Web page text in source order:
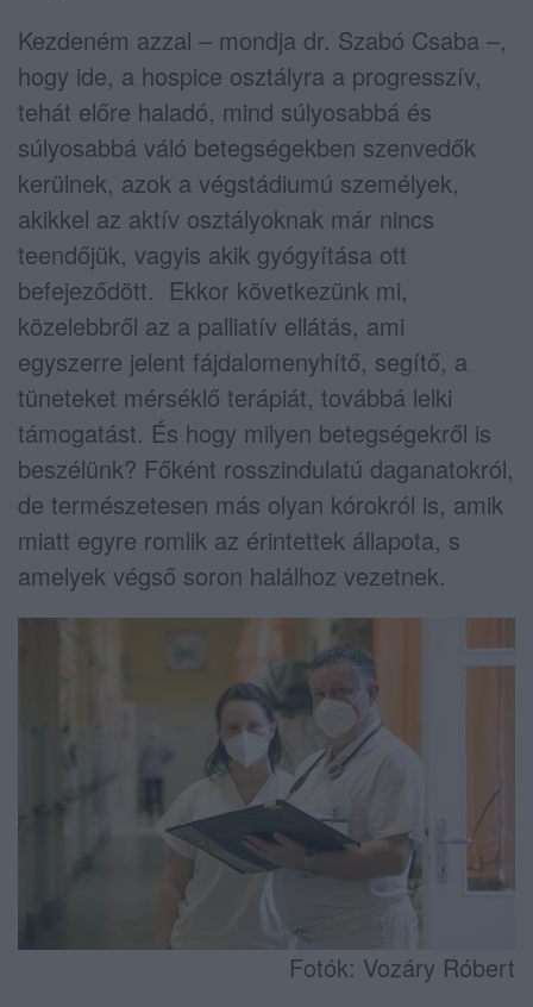
Kezdeném azzal – mondja dr. Szabó Csaba –,
hogy ide, a hospice osztályra a progresszív,
tehát előre haladó, mind súlyosabbá és
súlyosabbá váló betegségekben szenvedők
kerülnek, azok a végstádiumú személyek,
akikkel az aktív osztályoknak már nincs
teendőjük, vagyis akik gyógyítása ott
befejeződött. Ekkor következünk mi,
közelebbről az a palliatív ellátás, ami
egyszerre jelent fájdalomenyhítő, segítő, a
tüneteket mérséklő terápiát, továbbá lelki
támogatást. És hogy milyen betegségekről is
beszélünk? Főként rosszindulatú daganatokról,
de természetesen más olyan kórokról is, amik
miatt egyre romlik az érintettek állapota, s
amelyek végső soron halálhoz vezetnek.
Fotók: Vozáry Róbert